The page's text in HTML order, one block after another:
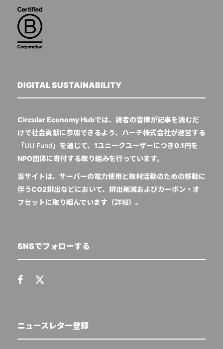
DIGITAL SUSTAINABILITY
Circular Economy Hubでは、読者の皆様が記事を読むだ
けで社会貢献に参加できるよう、ハーチ株式会社が運営する
「UU Fund 」を通じて、1ユニークユーザーにつき0.1円を
NPO団体に寄付する取り組みを行っています。
当サイトは、サーバーの電力使用と取材活動のための移動に
伴うCO2排出などにおいて、排出削減およびカーボン・オ
フセットに取り組んでいます（詳細）。
SNSでフォローする
ニュースレター登録